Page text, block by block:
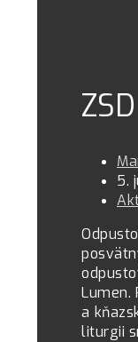
5.
Lumen.
a
liturgii